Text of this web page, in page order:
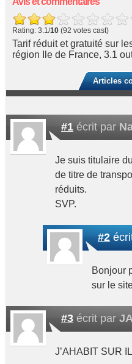
Rating: 3.1/10(92 votes cast)
Tarif réduit et gratuité sur
région Ile de France, 3.1
Articles
#1écrit par
Je suis titulaire
de titre de
réduits.
SVP.
#2
Bonjour
sur le
#3écrit par
J’AHABIT SUR